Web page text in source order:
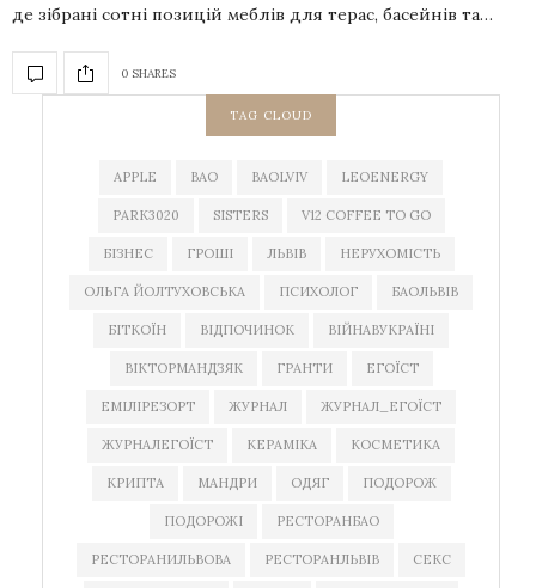
де зібрані сотні позицій меблів для терас, басейнів та…
0 SHARES
TAG CLOUD
APPLE BAO BAOLVIV LEOENERGY
PARK3020 SISTERS V12 COFFEE TO GO
БІЗНЕС ГРОШІ ЛЬВІВ НЕРУХОМІСТЬ
ОЛЬГА ЙОЛТУХОВСЬКА ПСИХОЛОГ БАОЛЬВІВ
БІТКОЇН ВІДПОЧИНОК ВІЙНАВУКРАЇНІ
ВІКТОРМАНДЗЯК ГРАНТИ ЕГОЇСТ
ЕМІЛІРЕЗОРТ ЖУРНАЛ ЖУРНАЛ_ЕГОЇСТ
ЖУРНАЛЕГОЇСТ КЕРАМІКА КОСМЕТИКА
КРИПТА МАНДРИ ОДЯГ ПОДОРОЖ
ПОДОРОЖІ РЕСТОРАНБАО
РЕСТОРАНИЛЬВОВА РЕСТОРАНЛЬВІВ СЕКС